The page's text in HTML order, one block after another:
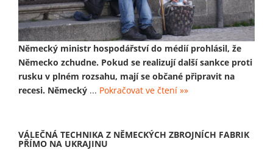
Německý ministr hospodářství do médií prohlásil, že
Německo zchudne. Pokud se realizují další sankce proti
rusku v plném rozsahu, mají se občané připravit na
recesi. Německý ... Pokračovat ve čtení »»
VÁLEČNÁ TECHNIKA Z NĚMECKÝCH ZBROJNÍCH FABRIK
PŘÍMO NA UKRAJINU